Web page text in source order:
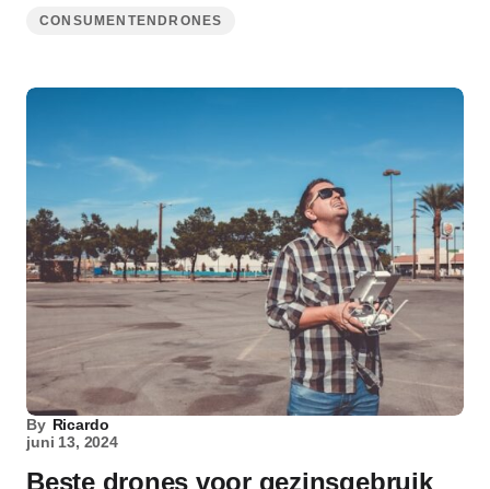
CONSUMENTENDRONES
By Ricardo
juni 13, 2024
Beste drones voor gezinsgebruik